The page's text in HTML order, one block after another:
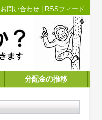
お問い合わせ RSSフィード
分配金の推移